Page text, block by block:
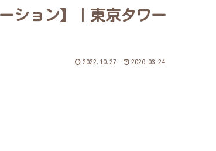
ション】｜東京タワー
2022.10.27 2026.03.24